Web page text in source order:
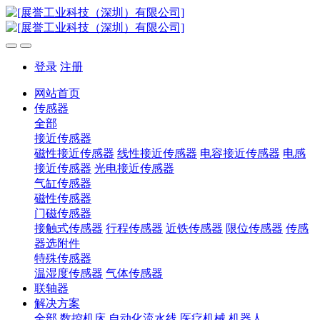
登录 注册
网站首页
传感器
全部
接近传感器
磁性接近传感器 线性接近传感器 电容接近传感器 电感
接近传感器 光电接近传感器
气缸传感器
磁性传感器
门磁传感器
接触式传感器 行程传感器 近铁传感器 限位传感器 传感
器选附件
特殊传感器
温湿度传感器 气体传感器
联轴器
解决方案